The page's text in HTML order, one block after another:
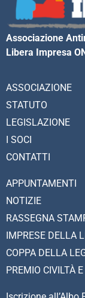
Associazione
Libera Impresa
ASSOCIAZIONE
STATUTO
LEGISLAZIONE
I SOCI
CONTATTI
APPUNTAMENTI
NOTIZIE
RASSEGNA
IMPRESE DELLA
COPPA DELLA
PREMIO CIVILTÀ